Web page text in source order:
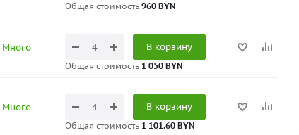
Общая стоимость 960 BYN
Много В корзину
Общая стоимость 1 050 BYN
Много В корзину
Общая стоимость 1 101.60 BYN